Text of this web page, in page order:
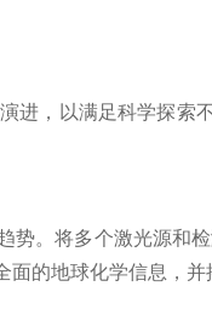
，以满足科学探索不
将多个激光源和检
全面的地球化学信息，